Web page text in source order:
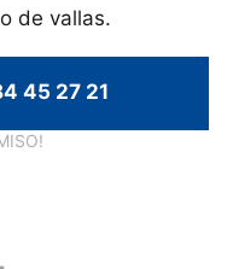
de vallas.
45 27 21